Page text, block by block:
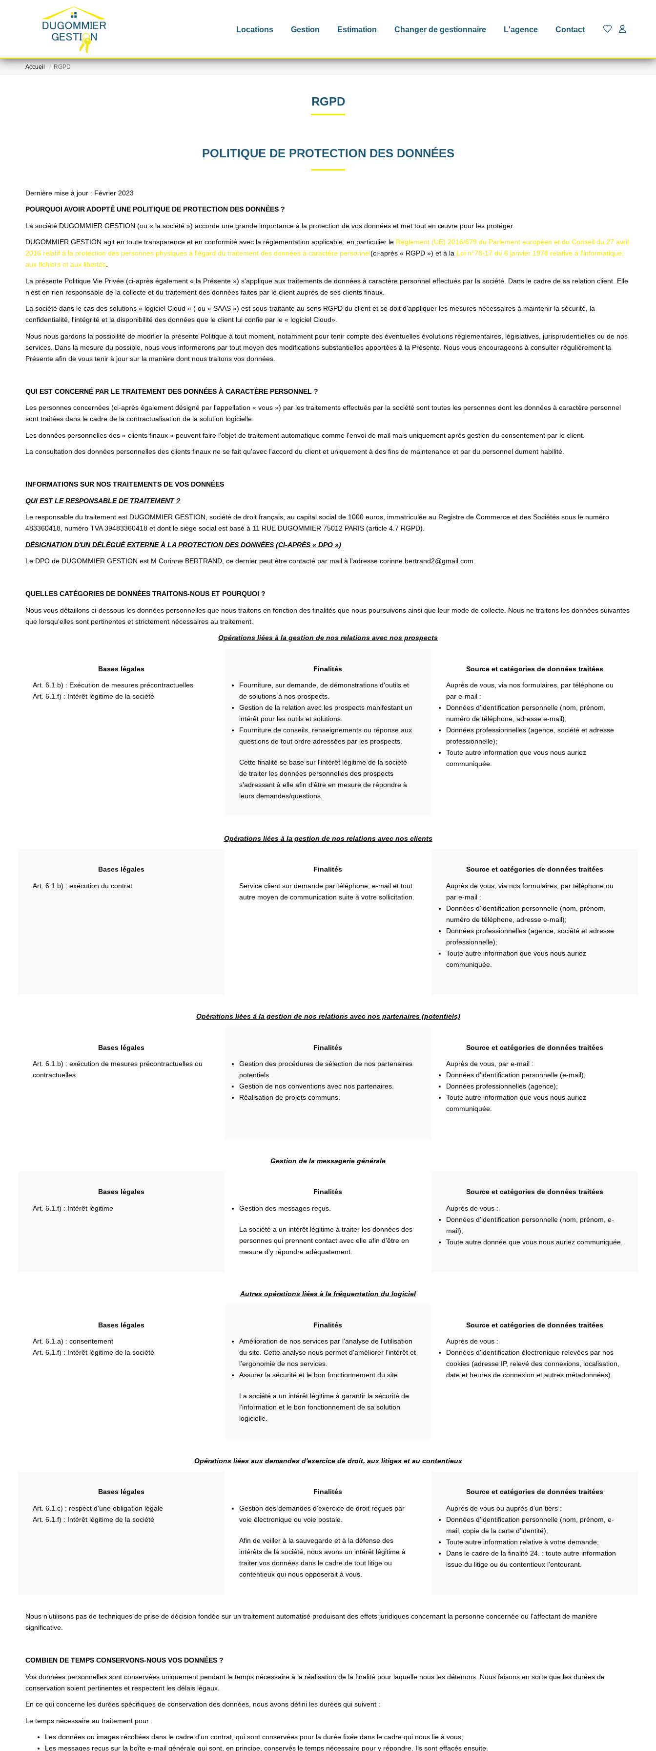
Locations Gestion Estimation Changer de gestionnaire L'agence Contact
Accueil RGPD
RGPD
POLITIQUE DE PROTECTION DES DONNÉES
Dernière mise à jour : Février 2023
POURQUOI AVOIR ADOPTÉ UNE POLITIQUE DE PROTECTION DES DONNÉES ?
La société DUGOMMIER GESTION (ou « la société ») accorde une grande importance à la protection de vos données et met tout en œuvre pour les protéger.
DUGOMMIER GESTION agit en toute transparence et en conformité avec la réglementation applicable, en particulier le Règlement (UE) 2016/679 du Parlement européen et du Conseil du 27 avril
2016 relatif à la protection des personnes physiques à l'égard du traitement des données à caractère personnel(ci-après « RGPD ») et à la Loi n°78-17 du 6 janvier 1978 relative à l'informatique,
aux fichiers et aux libertés
La présente Politique Vie Privée (ci-après également « la Présente ») s'applique aux traitements de données à caractère personnel effectués par la société. Dans le cadre de sa relation client. Elle
n'est en rien responsable de la collecte et du traitement des données faites par le client auprès de ses clients finaux.
La société dans le cas des solutions « logiciel Cloud » ( ou « SAAS ») est sous-traitante au sens RGPD du client et se doit d'appliquer les mesures nécessaires à maintenir la sécurité, la
confidentialité, l'intégrité et la disponibilité des données que le client lui confie par le « logiciel Cloud».
Nous nous gardons la possibilité de modifier la présente Politique à tout moment, notamment pour tenir compte des éventuelles évolutions réglementaires, législatives, jurisprudentielles ou de nos
services. Dans la mesure du possible, nous vous informerons par tout moyen des modifications substantielles apportées à la Présente. Nous vous encourageons à consulter régulièrement la
Présente afin de vous tenir à jour sur la manière dont nous traitons vos données.
QUI EST CONCERNÉ PAR LE TRAITEMENT DES DONNÉES À CARACTÈRE PERSONNEL ?
Les personnes concernées (ci-après également désigné par l'appellation « vous ») par les traitements effectués par la société sont toutes les personnes dont les données à caractère personnel
sont traitées dans le cadre de la contractualisation de la solution logicielle.
Les données personnelles des « clients finaux » peuvent faire l'objet de traitement automatique comme l'envoi de mail mais uniquement après gestion du consentement par le client.
La consultation des données personnelles des clients finaux ne se fait qu'avec l'accord du client et uniquement à des fins de maintenance et par du personnel dument habilité.
INFORMATIONS SUR NOS TRAITEMENTS DE VOS DONNÉES
QUI EST LE RESPONSABLE DE TRAITEMENT ?
Le responsable du traitement est DUGOMMIER GESTION, société de droit français, au capital social de 1000 euros, immatriculée au Registre de Commerce et des Sociétés sous le numéro
483360418, numéro TVA 39483360418 et dont le siège social est basé à 11 RUE DUGOMMIER 75012 PARIS (article 4.7 RGPD).
DÉSIGNATION D'UN DÉLÉGUÉ EXTERNE À LA PROTECTION DES DONNÉES (CI-APRÈS « DPO »)
Le DPO de DUGOMMIER GESTION est M Corinne BERTRAND, ce dernier peut être contacté par mail à l'adresse corinne.bertrand2@gmail.com.
QUELLES CATÉGORIES DE DONNÉES TRAITONS-NOUS ET POURQUOI ?
Nous vous détaillons ci-dessous les données personnelles que nous traitons en fonction des finalités que nous poursuivons ainsi que leur mode de collecte. Nous ne traitons les données suivantes
que lorsqu'elles sont pertinentes et strictement nécessaires au traitement.
Opérations liées à la gestion de nos relations avec nos prospects
Bases légales
Art. 6.1.b) : Exécution de mesures précontractuelles
Art. 6.1.f) : Intérêt légitime de la société
Finalités
Fourniture, sur demande, de démonstrations d'outils et
de solutions à nos prospects.
Gestion de la relation avec les prospects manifestant un
intérêt pour les outils et solutions.
Fourniture de conseils, renseignements ou réponse aux
questions de tout ordre adressées par les prospects.
Cette finalité se base sur l'intérêt légitime de la société
de traiter les données personnelles des prospects
s'adressant à elle afin d'être en mesure de répondre à
leurs demandes/questions.
Source et catégories de données traitées
Auprès de vous, via nos formulaires, par téléphone ou
par e-mail :
Données d'identification personnelle (nom, prénom,
numéro de téléphone, adresse e-mail);
Données professionnelles (agence, société et adresse
professionnelle);
Toute autre information que vous nous auriez
communiquée.
Opérations liées à la gestion de nos relations avec nos clients
Bases légales
Art. 6.1.b) : exécution du contrat
Finalités
Service client sur demande par téléphone, e-mail et tout
autre moyen de communication suite à votre sollicitation.
Source et catégories de données traitées
Auprès de vous, via nos formulaires, par téléphone ou
par e-mail :
Données d'identification personnelle (nom, prénom,
numéro de téléphone, adresse e-mail);
Données professionnelles (agence, société et adresse
professionnelle);
Toute autre information que vous nous auriez
communiquée.
Opérations liées à la gestion de nos relations avec nos partenaires (potentiels)
Bases légales
Art. 6.1.b) : exécution de mesures précontractuelles ou
contractuelles
Finalités
Gestion des procédures de sélection de nos partenaires
potentiels.
Gestion de nos conventions avec nos partenaires.
Réalisation de projets communs.
Source et catégories de données traitées
Auprès de vous, par e-mail :
Données d'identification personnelle (e-mail);
Données professionnelles (agence);
Toute autre information que vous nous auriez
communiquée.
Gestion de la messagerie générale
Bases légales
Art. 6.1.f) : Intérêt légitime
Finalités
Gestion des messages reçus.
La société a un intérêt légitime à traiter les données des
personnes qui prennent contact avec elle afin d'être en
mesure d'y répondre adéquatement.
Source et catégories de données traitées
Auprès de vous :
Données d'identification personnelle (nom, prénom, e-
mail);
Toute autre donnée que vous nous auriez communiquée.
Autres opérations liées à la fréquentation du logiciel
Bases légales
Art. 6.1.a) : consentement
Art. 6.1.f) : Intérêt légitime de la société
Finalités
Amélioration de nos services par l'analyse de l'utilisation
du site. Cette analyse nous permet d'améliorer l'intérêt et
l'ergonomie de nos services.
Assurer la sécurité et le bon fonctionnement du site
La société a un intérêt légitime à garantir la sécurité de
l'information et le bon fonctionnement de sa solution
logicielle.
Source et catégories de données traitées
Auprès de vous :
Données d'identification électronique relevées par nos
cookies (adresse IP, relevé des connexions, localisation,
date et heures de connexion et autres métadonnées).
Opérations liées aux demandes d'exercice de droit, aux litiges et au contentieux
Bases légales
Art. 6.1.c) : respect d'une obligation légale
Art. 6.1.f) : Intérêt légitime de la société
Finalités
Gestion des demandes d'exercice de droit reçues par
voie électronique ou voie postale.
Afin de veiller à la sauvegarde et à la défense des
intérêts de la société, nous avons un intérêt légitime à
traiter vos données dans le cadre de tout litige ou
contentieux qui nous opposerait à vous.
Source et catégories de données traitées
Auprès de vous ou auprès d'un tiers :
Données d'identification personnelle (nom, prénom, e-
mail, copie de la carte d'identité);
Toute autre information relative à votre demande;
Dans le cadre de la finalité 24. : toute autre information
issue du litige ou du contentieux l'entourant.
Nous n'utilisons pas de techniques de prise de décision fondée sur un traitement automatisé produisant des effets juridiques concernant la personne concernée ou l'affectant de manière
significative.
COMBIEN DE TEMPS CONSERVONS-NOUS VOS DONNÉES ?
Vos données personnelles sont conservées uniquement pendant le temps nécessaire à la réalisation de la finalité pour laquelle nous les détenons. Nous faisons en sorte que les durées de
conservation soient pertinentes et respectent les délais légaux.
En ce qui concerne les durées spécifiques de conservation des données, nous avons défini les durées qui suivent :
Le temps nécessaire au traitement pour :
Les données ou images récoltées dans le cadre d'un contrat, qui sont conservées pour la durée fixée dans le cadre qui nous lie à vous;
Les messages reçus sur la boîte e-mail générale qui sont, en principe, conservés le temps nécessaire pour y répondre. Ils sont effacés ensuite.